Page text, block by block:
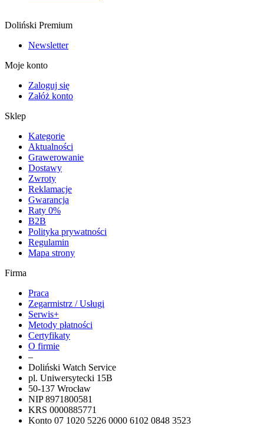
Doliński Premium
Newsletter
Moje konto
Zaloguj się
Załóż konto
Sklep
Kategorie
Aktualności
Grawerowanie
Dostawy
Zwroty
Reklamacje
Gwarancja
Raty 0%
B2B
Polityka prywatności
Regulamin
Mapa strony
Firma
Praca
Zegarmistrz / Usługi
Serwis+
Metody płatności
Certyfikaty
O firmie
–
Doliński Watch Service
pl. Uniwersytecki 15B
50-137 Wrocław
NIP 8971800581
KRS 0000885771
Konto 07 1020 5226 0000 6102 0848 3523